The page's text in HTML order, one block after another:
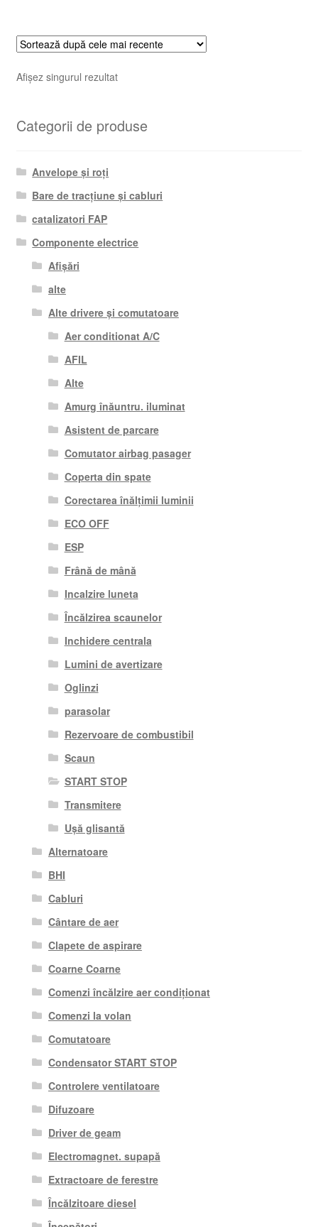
Afișez singurul rezultat
Categorii de produse
Anvelope și roți
Bare de tracțiune și cabluri
catalizatori FAP
Componente electrice
Afișări
alte
Alte drivere și comutatoare
Aer conditionat A/C
AFIL
Alte
Amurg înăuntru. iluminat
Asistent de parcare
Comutator airbag pasager
Coperta din spate
Corectarea înălțimii luminii
ECO OFF
ESP
Frână de mână
Incalzire luneta
Încălzirea scaunelor
Inchidere centrala
Lumini de avertizare
Oglinzi
parasolar
Rezervoare de combustibil
Scaun
START STOP
Transmitere
Ușă glisantă
Alternatoare
BHI
Cabluri
Cântare de aer
Clapete de aspirare
Coarne Coarne
Comenzi încălzire aer condiționat
Comenzi la volan
Comutatoare
Condensator START STOP
Controlere ventilatoare
Difuzoare
Driver de geam
Electromagnet. supapă
Extractoare de ferestre
Încălzitoare diesel